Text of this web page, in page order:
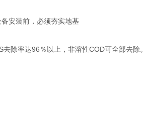
安装前，必须夯实地基
率达96％以上，非溶性COD可全部去除。